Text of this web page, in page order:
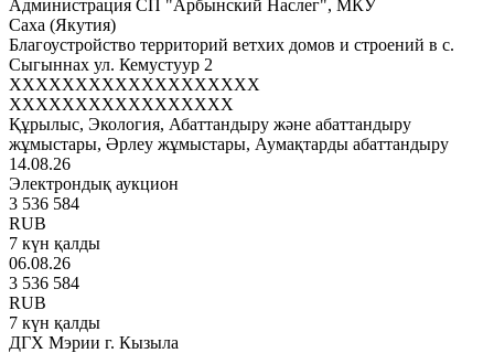
Администрация СП "Арбынский Наслег", МКУ
Саха (Якутия)
Благоустройство территорий ветхих домов и строений в с.
Сыгыннах ул. Кемустуур 2
XXXXXXXXXXXXXXXXXXX
XXXXXXXXXXXXXXXXX
Құрылыс, Экология, Абаттандыру және абаттандыру
жұмыстары, Әрлеу жұмыстары, Аумақтарды абаттандыру
14.08.26
Электрондық аукцион
3 536 584
RUB
7 күн қалды
06.08.26
3 536 584
RUB
7 күн қалды
ДГХ Мэрии г. Кызыла